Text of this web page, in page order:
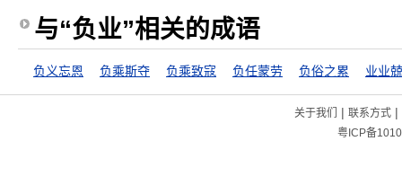
与“负业”相关的成语
负义忘恩 负乘斯夺 负乘致寇 负任蒙劳 负俗之累 业业
关于我们 | 联系方式|
粤ICP备